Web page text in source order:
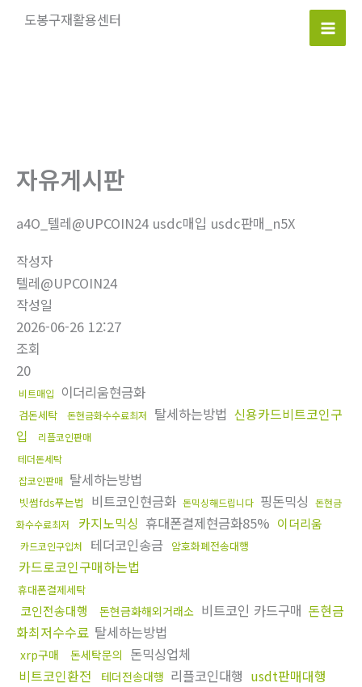
도봉구재활용센터
Main
자유게시판
a4O_텔레@UPCOIN24 usdc매입 usdc판매_n5X
작성자
텔레@UPCOIN24
작성일
2026-06-26 12:27
조회
20
비트매입 이더리움현금화
검돈세탁 돈현금화수수료최저 탈세하는방법 신용카드비트코인구
입
리플코인판매
테더돈세탁
잡코인판매 탈세하는방법
빗썸fds푸는법 비트코인현금화 돈믹싱해드립니다 핑돈믹싱 돈현금
화수수료최저
카지노믹싱 휴대폰결제현금화85% 이더리움
카드코인구입처 테더코인송금 암호화폐전송대행
카드로코인구매하는법
휴대폰결제세탁
코인전송대행 돈현금화해외거래소 비트코인 카드구매 돈현금
화최저수수료 탈세하는방법
xrp구매 돈세탁문의 돈믹싱업체
비트코인환전
테더전송대행 리플코인대행 usdt판매대행